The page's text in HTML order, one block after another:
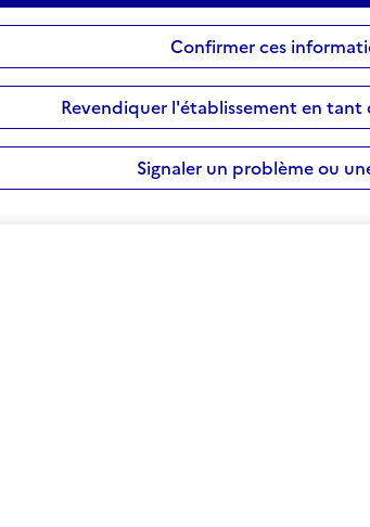
Confirmer ces
Revendiquer l'établissement en tant
Signaler un problème ou